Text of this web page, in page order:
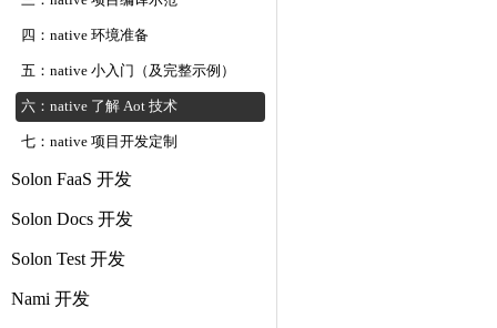
四：native 环境准备
五：native 小入门（及完整示例）
六：native 了解 Aot 技术
七：native 项目开发定制
Solon FaaS 开发
Solon Docs 开发
Solon Test 开发
Nami 开发